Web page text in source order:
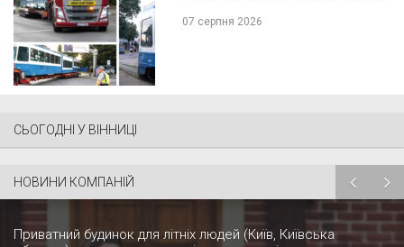
07 серпня 2026
СЬОГОДНІ У ВІННИЦІ
НОВИНИ КОМПАНІЙ
Приватний будинок для літніх людей (Київ, Київська